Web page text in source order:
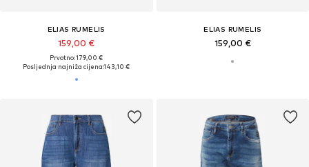
ELIAS RUMELIS
159,00 €
Prvotno: 179,00 €
Posljednja najniža cijena:143,10 €
ELIAS RUMELIS
159,00 €